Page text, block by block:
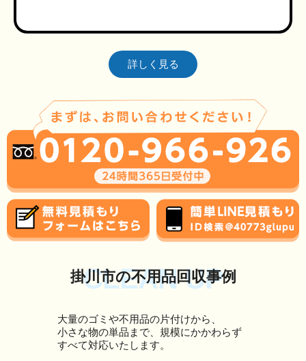
詳しく見る
CLEAN UP
掛川市の不用品回収事例
大量のゴミや不用品の片付けから、
小さな物の単品まで、規模にかかわらず
すべて対応いたします。